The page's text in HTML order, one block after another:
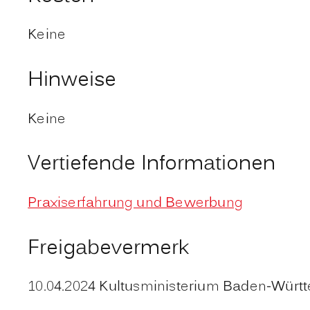
Keine
Hinweise
Keine
Vertiefende Informationen
Praxiserfahrung und Bewerbung
Freigabevermerk
10.04.2024 Kultusministerium Baden-